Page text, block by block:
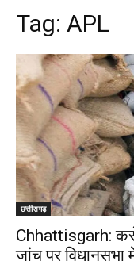
Tag: APL
छत्तीसगढ़
Chhattisgarh:
जांच पर विधानसभा